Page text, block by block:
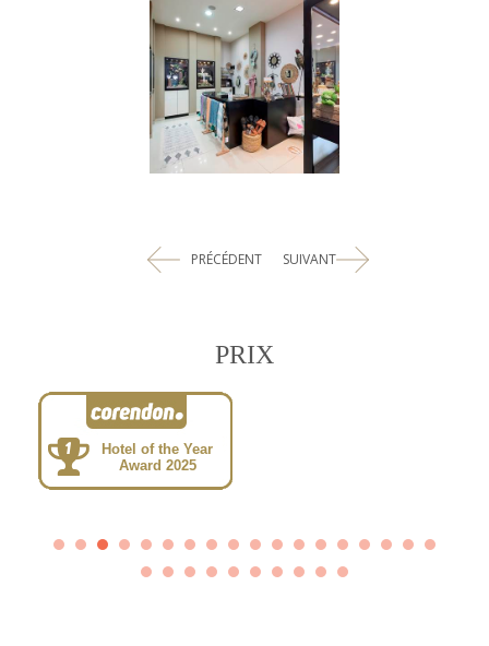
PRÉCÉDENT SUIVANT
PRIX
Hotel of the Year
Award 2025